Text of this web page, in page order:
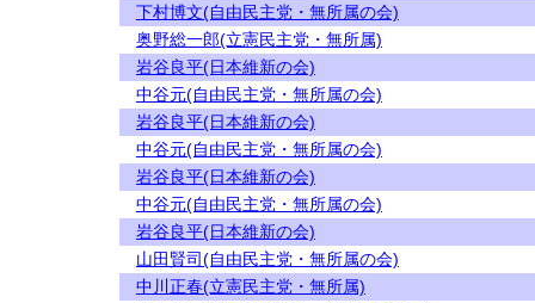
下村博文(自由民主党・無所属の会)
奥野総一郎(立憲民主党・無所属)
岩谷良平(日本維新の会)
中谷元(自由民主党・無所属の会)
岩谷良平(日本維新の会)
中谷元(自由民主党・無所属の会)
岩谷良平(日本維新の会)
中谷元(自由民主党・無所属の会)
岩谷良平(日本維新の会)
山田賢司(自由民主党・無所属の会)
中川正春(立憲民主党・無所属)